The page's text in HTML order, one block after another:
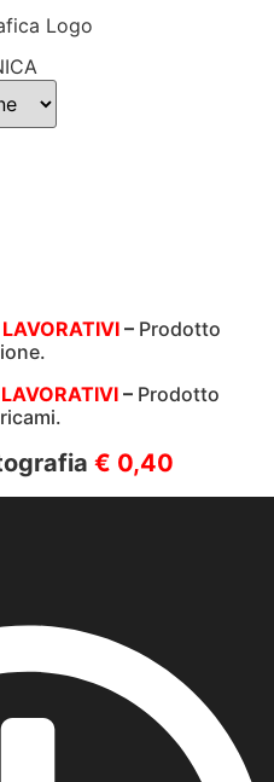
Logo
– Prodotto
– Prodotto
€ 0,40